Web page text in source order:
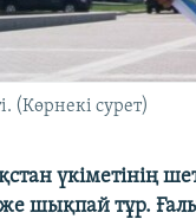
(Көрнекі сурет)
үкіметінің
шықпай тұр.